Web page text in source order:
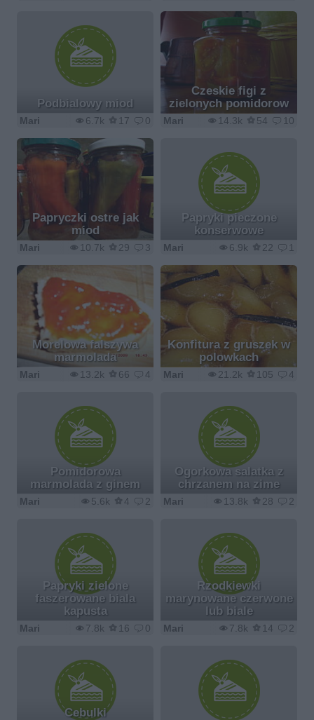
Podbialowy miod
6.7k 17 0
Mari
Czeskie figi z
zielonych pomidorow
14.3k 54 10
Mari
Papryczki ostre jak
miod
10.7k 29 3
Mari
Papryki pieczone
konserwowe
6.9k 22 1
Mari
Morelowa falszywa
marmolada
13.2k 66 4
Mari
Konfitura z gruszek w
polowkach
21.2k 105 4
Mari
Pomidorowa
marmolada z ginem
5.6k 4 2
Mari
Ogorkowa salatka z
chrzanem na zime
13.8k 28 2
Mari
Papryki zielone
faszerowane biala
kapusta
7.8k 16 0
Mari
Rzodkiewki
marynowane czerwone
lub biale
7.8k 14 2
Mari
Cebulki